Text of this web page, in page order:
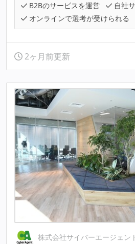
B2Bのサービスを運営
自社
オンラインで選考が受けられる
2ヶ月前更新
株式会社サイバーエージェン